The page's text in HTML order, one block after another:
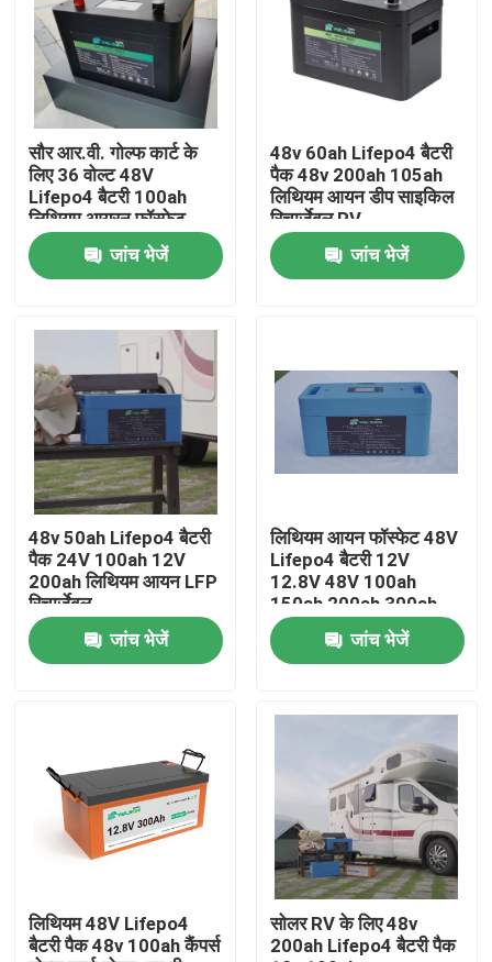
उत्पादों
हमारे बारे में
कारखाना भ्रमण
गुणवत्ता नियंत्रण
LiFePO4 बैटरी सेल
12 वी लाइफपो 4 बैटरी
सौर आर.वी. गोल्फ कार्ट के
लिए 36 वोल्ट 48V
Lifepo4 बैटरी 100ah
लिथियम आयरन फॉस्फेट
बैटरी
जांच भेजें
48v 60ah Lifepo4 बैटरी
पैक 48v 200ah 105ah
लिथियम आयन डीप साइकिल
रिचार्जेबल RV
जांच भेजें
48v 50ah Lifepo4 बैटरी
पैक 24V 100ah 12V
200ah लिथियम आयन LFP
रिचार्जेबल
जांच भेजें
लिथियम आयन फॉस्फेट 48V
Lifepo4 बैटरी 12V
12.8V 48V 100ah
150ah 200ah 300ah
400ah
जांच भेजें
लिथियम 48V Lifepo4
बैटरी पैक 48v 100ah कैंपर्स
सोलर RV के लिए 48v
200ah Lifepo4 बैटरी पैक